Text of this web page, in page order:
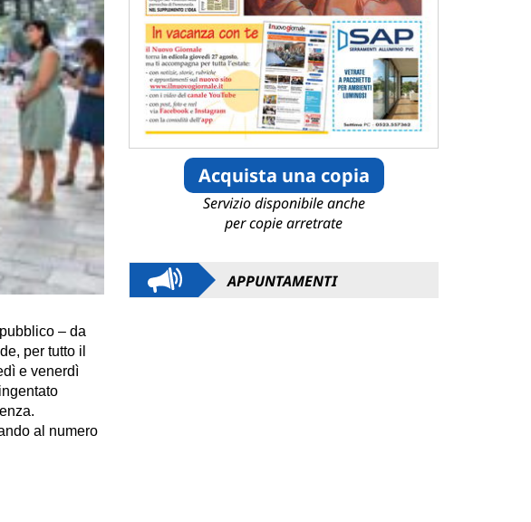
– da
per tutto il
e venerdì
al numero
Acquista una copia
Servizio disponibile anche
per copie arretrate
APPUNTAMENTI